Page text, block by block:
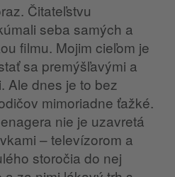
Čitateľstvu
seba samých a
filmu. Mojim cieľom je
sa premýšľavými a
Ale dnes je to bez
mimoriadne ťažké.
nie je uzavretá
– televízorom a
storočia do nej